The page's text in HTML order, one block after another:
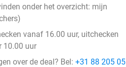
onder het overzicht: mijn
)
vanaf 16.00 uur, uitchecken
10.00 uur
over de deal? Bel: +31 88 205 05